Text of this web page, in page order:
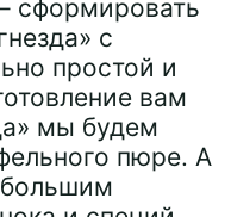
сформировать
с
простой и
вам
мы будем
пюре. А